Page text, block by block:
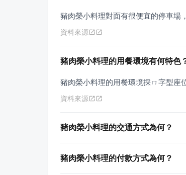
豬肉榮小料理對面有很便宜的停車場
資料來源
豬肉榮小料理的用餐環境有何特色
豬肉榮小料理的用餐環境採ㄇ字型座
資料來源
豬肉榮小料理的交通方式為何？
豬肉榮小料理的付款方式為何？